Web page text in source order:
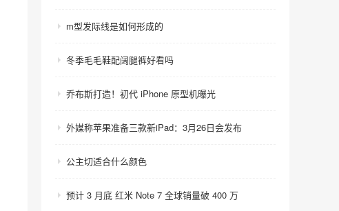
m型发际线是如何形成的
冬季毛毛鞋配阔腿裤好看吗
乔布斯打造！初代 iPhone 原型机曝光
外媒称苹果准备三款新iPad：3月26日会发布
公主切适合什么颜色
预计 3 月底 红米 Note 7 全球销量破 400 万